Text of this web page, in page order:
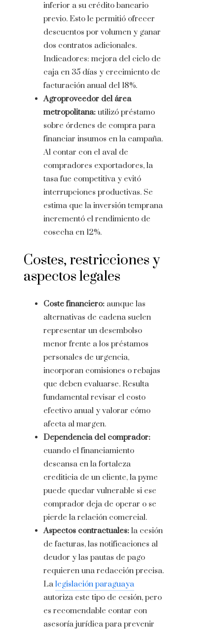
inferior a su crédito bancario
previo. Esto le permitió ofrecer
descuentos por volumen y ganar
dos contratos adicionales.
Indicadores: mejora del ciclo de
caja en 35 días y crecimiento de
facturación anual del 18%.
Agroproveedor del área
metropolitana: utilizó préstamo
sobre órdenes de compra para
financiar insumos en la campaña.
Al contar con el aval de
compradores exportadores, la
tasa fue competitiva y evitó
interrupciones productivas. Se
estima que la inversión temprana
incrementó el rendimiento de
cosecha en 12%.
Costes, restricciones y
aspectos legales
Coste financiero: aunque las
alternativas de cadena suelen
representar un desembolso
menor frente a los préstamos
personales de urgencia,
incorporan comisiones o rebajas
que deben evaluarse. Resulta
fundamental revisar el costo
efectivo anual y valorar cómo
afecta al margen.
Dependencia del comprador:
cuando el financiamiento
descansa en la fortaleza
crediticia de un cliente, la pyme
puede quedar vulnerable si ese
comprador deja de operar o se
pierde la relación comercial.
Aspectos contractuales: la cesión
de facturas, las notificaciones al
deudor y las pautas de pago
requieren una redacción precisa.
La legislación paraguaya
autoriza este tipo de cesión, pero
es recomendable contar con
asesoría jurídica para prevenir